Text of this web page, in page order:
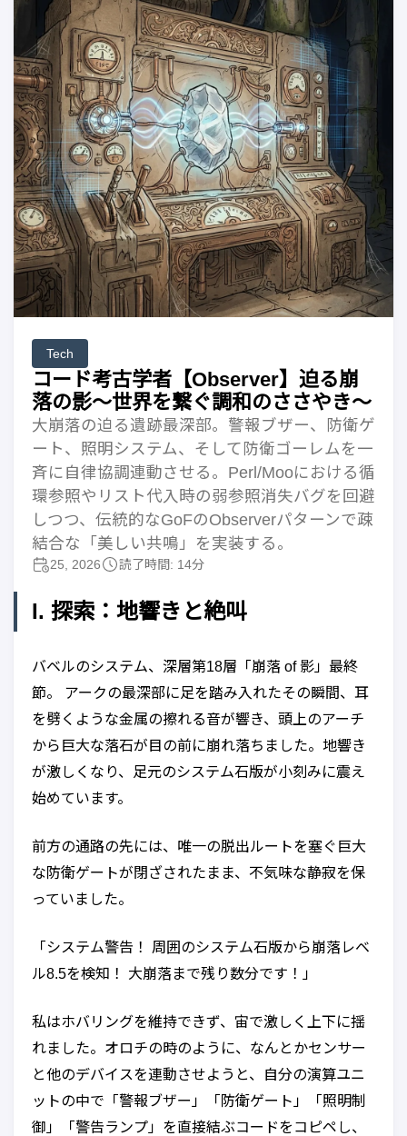
Tech
コード考古学者【Observer】迫る崩
落の影〜世界を繋ぐ調和のささやき〜
大崩落の迫る遺跡最深部。警報ブザー、防衛ゲ
ート、照明システム、そして防衛ゴーレムを一
斉に自律協調連動させる。Perl/Mooにおける循
環参照やリスト代入時の弱参照消失バグを回避
しつつ、伝統的なGoFのObserverパターンで疎
結合な「美しい共鳴」を実装する。
25, 2026 読了時間: 14分
I. 探索：地響きと絶叫
バベルのシステム、深層第18層「崩落 of 影」最終
節。 アークの最深部に足を踏み入れたその瞬間、耳
を劈くような金属の擦れる音が響き、頭上のアーチ
から巨大な落石が目の前に崩れ落ちました。地響き
が激しくなり、足元のシステム石版が小刻みに震え
始めています。
前方の通路の先には、唯一の脱出ルートを塞ぐ巨大
な防衛ゲートが閉ざされたまま、不気味な静寂を保
っていました。
「システム警告！ 周囲のシステム石版から崩落レベ
ル8.5を検知！ 大崩落まで残り数分です！」
私はホバリングを維持できず、宙で激しく上下に揺
れました。オロチの時のように、なんとかセンサー
と他のデバイスを連動させようと、自分の演算ユニ
ットの中で「警報ブザー」「防衛ゲート」「照明制
御」「警告ランプ」を直接結ぶコードをコピペし、